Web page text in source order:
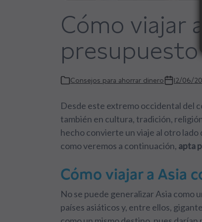
Cómo viajar
Consejos para ahorrar dinero 12/06/
Desde este extremo occidental del
también en cultura, tradición,
hecho convierte un viaje al otro
como veremos a continuación, apta
Cómo viajar a Asia
No se puede generalizar Asia como
países asiáticos y, entre ellos,